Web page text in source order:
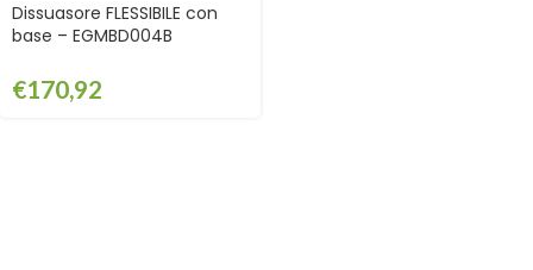
Dissuasore FLESSIBILE con
base – EGMBD004B
€170,92